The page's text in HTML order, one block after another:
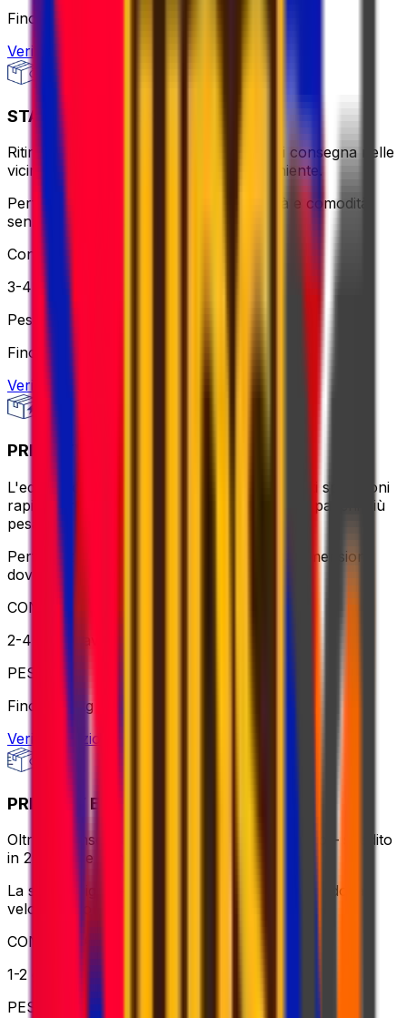
Fino a 30 kg
Verifica opzione
STANDARD - FLEXI
Ritiro in giornata o utilizzo di un punto di consegna nelle
vicinanze – più flessibile, ancora conveniente.
Perfetto quando hai bisogno di flessibilità e comodità
senza spendere una fortuna.
Consegna
3-4 giorni lavorativi
Peso
Fino a 30 kg
Verifica opzione
PRIORITY PACKAGE
L'equilibrio ideale tra valore e velocità – goditi spedizioni
rapide, orari di ritiro flessibili e supporto per pacchi più
pesanti.
Perfetto per spedizioni urgenti o di grandi dimensioni
dove un servizio affidabile è fondamentale
CONSEGNA
2-4 giorni lavorativi
PESO
Fino a 70 kg
Verifica opzione
PRIORITY EXPRESS PACKAGE
Oltre la consegna veloce, ovunque nel mondo – spedito
in 24-72 ore con gestione premium.
La scelta migliore per le spedizioni globali quando la
velocità è fondamentale
CONSEGNA
1-2 giorni lavorativi
PESO